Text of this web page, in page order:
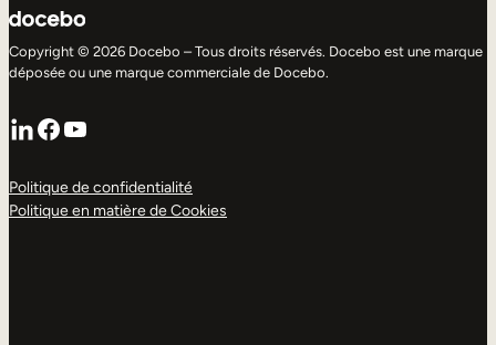
Copyright © 2026 Docebo – Tous droits réservés. Docebo est une marque
déposée ou une marque commerciale de Docebo.
LinkedIn
Facebook
YouTube
Politique de confidentialité
Politique en matière de Cookies